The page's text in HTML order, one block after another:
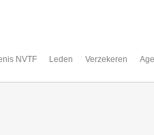
NVTF Leden Verzekeren